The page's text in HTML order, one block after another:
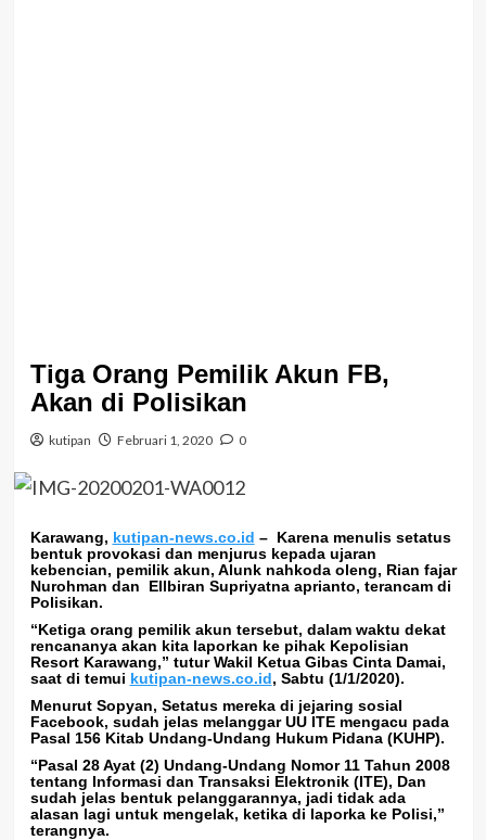
Tiga Orang Pemilik Akun FB,
Akan di Polisikan
kutipan Februari 1, 2020 0
Karawang, kutipan-news.co.id –Karena menulis setatus
bentuk provokasi dan menjurus kepada ujaran
kebencian, pemilik akun, Alunk nahkoda oleng, Rian fajar
Nurohman dan Ellbiran Supriyatna aprianto, terancam di
Polisikan.
“Ketiga orang pemilik akun tersebut, dalam waktu dekat
rencananya akan kita laporkan ke pihak Kepolisian
Resort Karawang,” tutur Wakil Ketua Gibas Cinta Damai,
saat di temui kutipan-news.co.id, Sabtu (1/1/2020).
Menurut Sopyan, Setatus mereka di jejaring sosial
Facebook, sudah jelas melanggar UU ITE mengacu pada
Pasal 156 Kitab Undang-Undang Hukum Pidana (KUHP).
“Pasal 28 Ayat (2) Undang-Undang Nomor 11 Tahun 2008
tentang Informasi dan Transaksi Elektronik (ITE), Dan
sudah jelas bentuk pelanggarannya, jadi tidak ada
alasan lagi untuk mengelak, ketika di laporka ke Polisi,”
terangnya.